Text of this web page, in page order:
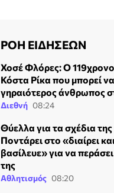
ΡΟΗ ΕΙΔΗΣΕΩΝ
Χοσέ Φλόρες: Ο
Κόστα Ρίκα που μπορεί να
γηραιότερος άνθρωπος
Διεθνή 08:24
Θύελλα για τα σχέδια της
Ποντάρει στο «διαίρει
βασίλευε» για να
της
Αθλητισμός 08:20